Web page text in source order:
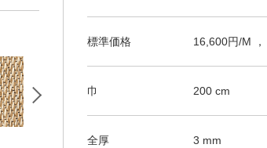
特殊掛率品
標準価格 16,600円/M ，
巾 200 cm
全厚 3 mm